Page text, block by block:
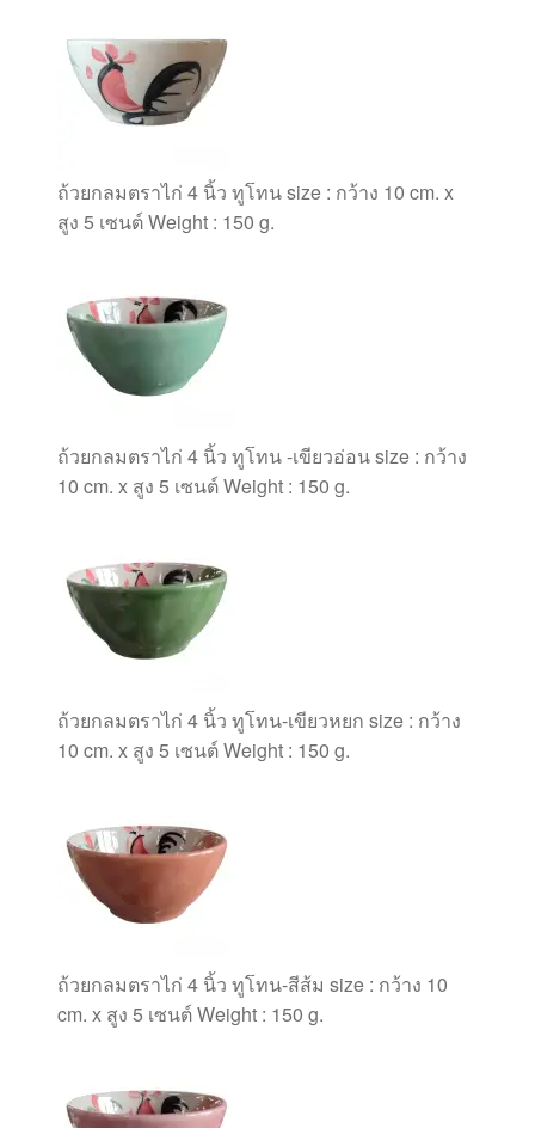
ถ้วยกลมตราไก่ 4 นิ้ว ทูโทน size : กว้าง 10 cm. x
สูง 5 เซนต์ Weight : 150 g.
ถ้วยกลมตราไก่ 4 นิ้ว ทูโทน -เขียวอ่อน size : กว้าง
10 cm. x สูง 5 เซนต์ Weight : 150 g.
ถ้วยกลมตราไก่ 4 นิ้ว ทูโทน-เขียวหยก size : กว้าง
10 cm. x สูง 5 เซนต์ Weight : 150 g.
ถ้วยกลมตราไก่ 4 นิ้ว ทูโทน-สีส้ม size : กว้าง 10
cm. x สูง 5 เซนต์ Weight : 150 g.